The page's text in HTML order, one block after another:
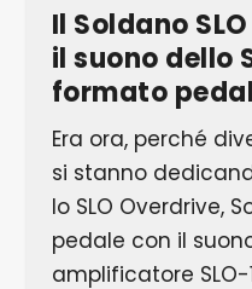
Il Soldano
il suono dello
formato
Era ora, perché
si stanno
lo SLO Overdrive,
pedale con il
amplificatore